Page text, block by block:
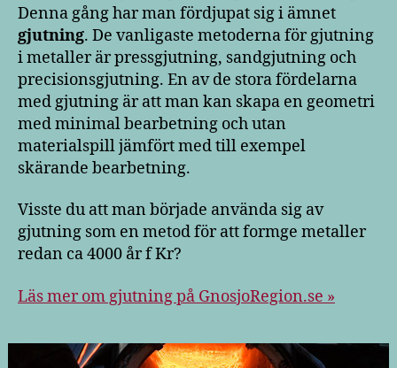
Denna gång har man fördjupat sig i ämnet
gjutning. De vanligaste metoderna för gjutning
i metaller är pressgjutning, sandgjutning och
precisionsgjutning. En av de stora fördelarna
med gjutning är att man kan skapa en geometri
med minimal bearbetning och utan
materialspill jämfört med till exempel
skärande bearbetning.
Visste du att man började använda sig av
gjutning som en metod för att formge metaller
redan ca 4000 år f Kr?
Läs mer om gjutning på GnosjoRegion.se »